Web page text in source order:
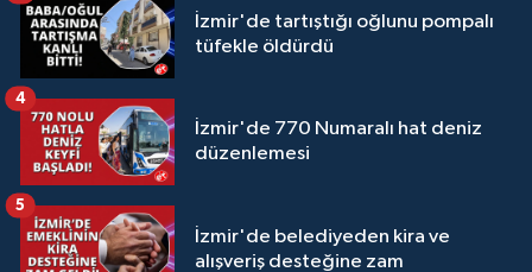
İzmir'de tartıştığı oğlunu pompalı
tüfekle öldürdü
İzmir'de 770 Numaralı hat deniz
düzenlemesi
4
İzmir'de belediyeden kira ve
alışveriş desteğine zam
5